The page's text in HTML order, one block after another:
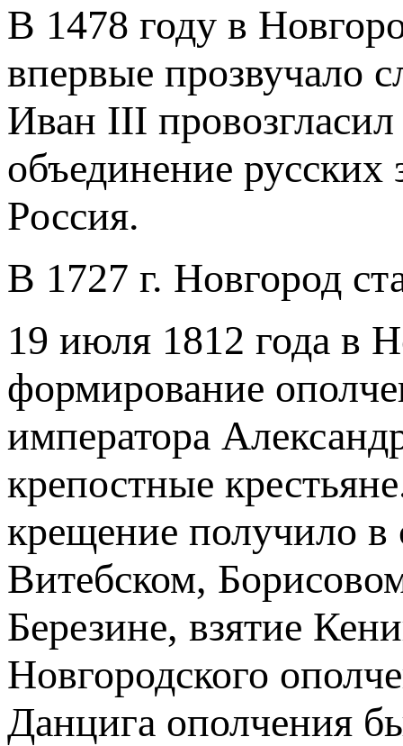
В 1478 году в
впервые прозвучало
Иван III
объединение русских
Россия.
В 1727 г. Новгород
19 июля 1812 года в
формирование
императора
крепостные
крещение получило
Витебском,
Березине, взятие
Новгородского
Данцига ополчения